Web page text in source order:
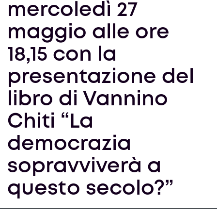
mercoledì 27
maggio alle ore
18,15 con la
presentazione del
libro di Vannino
Chiti “La
democrazia
sopravviverà a
questo secolo?”